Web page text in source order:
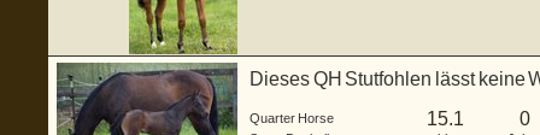
Dieses QH Stutfohlen lässt keine
Quarter Horse
15.1 0